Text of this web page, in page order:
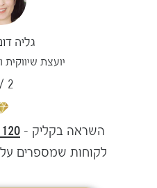
גליה
יועצת
2
/
השראה בקליק – 120 שיתופים אישיים
לקוחות שמספרים